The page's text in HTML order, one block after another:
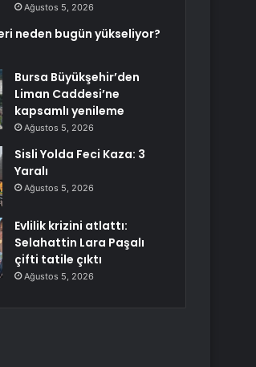
Ağustos 5, 2026
neden bugün yükseliyor?
Bursa Büyükşehir’den
Liman Caddesi’ne
kapsamlı yenileme
Ağustos 5, 2026
Sisli Yolda Feci Kaza: 3
Yaralı
Ağustos 5, 2026
Evlilik krizini atlattı:
Selahattin Lara Paşalı
çifti tatile çıktı
Ağustos 5, 2026